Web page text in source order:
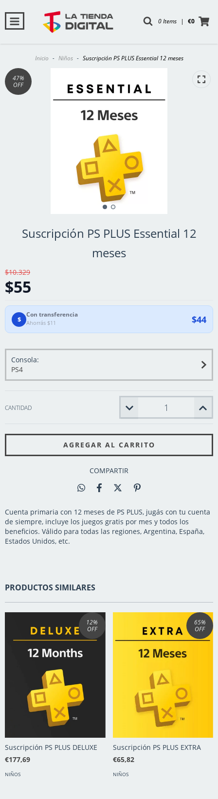
0 Items | €0
Inicio - Niños - Suscripción PS PLUS Essential 12 meses
47%
OFF
Suscripción PS PLUS Essential 12
meses
$10.329
$55
$
Con transferencia
Ahorrás $11 $44
Consola:
PS4
CANTIDAD
COMPARTIR
Cuenta primaria con 12 meses de PS PLUS, jugás con tu cuenta
de siempre, incluye los juegos gratis por mes y todos los
beneficios. Válido para todas las regiones, Argentina, España,
Estados Unidos, etc.
PRODUCTOS SIMILARES
12%
OFF
Suscripción PS PLUS DELUXE
€177,69
NIÑOS
65%
OFF
Suscripción PS PLUS EXTRA
€65,82
NIÑOS